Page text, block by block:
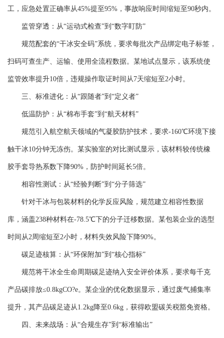
工，应急处置正确率从45%提至95%，事故响应时间缩短至90秒内。
监管穿透：从“运动式检查”到“数字盯防”
规范配套的“干冰安全码”系统，要求每批次产品绑定电子标签，
扫码可查生产、运输、使用全流程数据。某地试点显示，该系统使
监管效率提升10倍，违规操作取证时间从7天缩短至2小时。
三、标准进化：从“跟随者”到“定义者”
低温防护：从“棉布手套”到“航天材料”
规范引入航空航天领域的气凝胶防护技术，要求-160℃环境下接
触干冰10分钟无冻伤。某实验室的对比测试显示，该材料较传统橡
胶手套导热系数下降90%，防护时间延长5倍。
相容性测试：从“经验判断”到“分子筛选”
针对干冰与包装材料的化学反应风险，规范建立相容性数据
库，涵盖238种材料在-78.5℃下的分子迁移数据。某包装企业的选型
时间从2周缩短至2小时，材料失效风险下降90%。
碳足迹核算：从“环保附加”到“核心指标”
规范将干冰全生命周期碳足迹纳入安全评价体系，要求每千克
产品碳排放≤0.8kgCO?e。某企业的优化数据显示，通过废气捕集率
提升，其产品碳足迹从1.2kg降至0.6kg，获得欧盟碳关税豁免资格。
四、未来战场：从“合规生存”到“标准输出”